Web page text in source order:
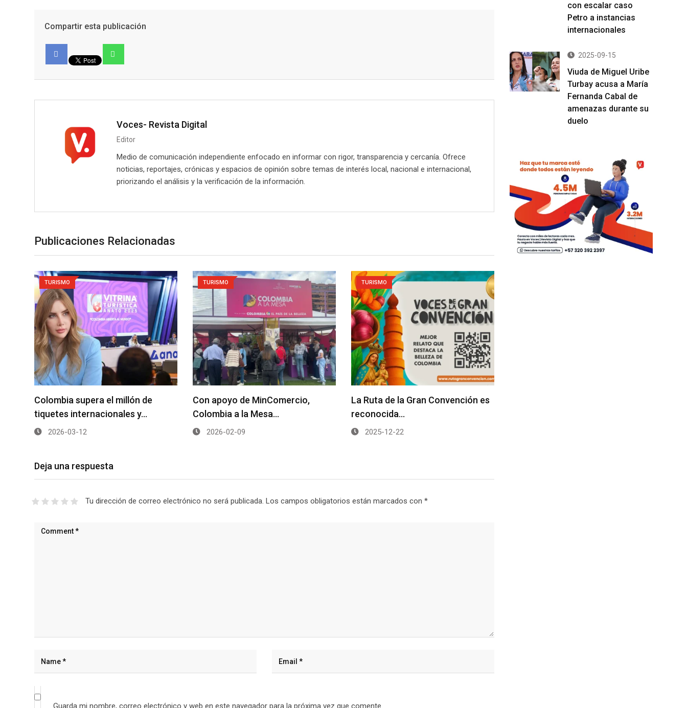
Compartir esta publicación
Voces- Revista Digital
Editor
Medio de comunicación independiente enfocado en informar con rigor, transparencia y cercanía. Ofrece
noticias, reportajes, crónicas y espacios de opinión sobre temas de interés local, nacional e internacional,
priorizando el análisis y la verificación de la información.
Publicaciones Relacionadas
TURISMO
Colombia supera el millón de
tiquetes internacionales y…
2026-03-12
TURISMO
Con apoyo de MinComercio,
Colombia a la Mesa…
2026-02-09
TURISMO
La Ruta de la Gran Convención es
reconocida…
2025-12-22
Deja una respuesta
Tu dirección de correo electrónico no será publicada. Los campos obligatorios están marcados con *
con escalar caso
Petro a instancias
internacionales
2025-09-15
Viuda de Miguel Uribe
Turbay acusa a María
Fernanda Cabal de
amenazas durante su
duelo